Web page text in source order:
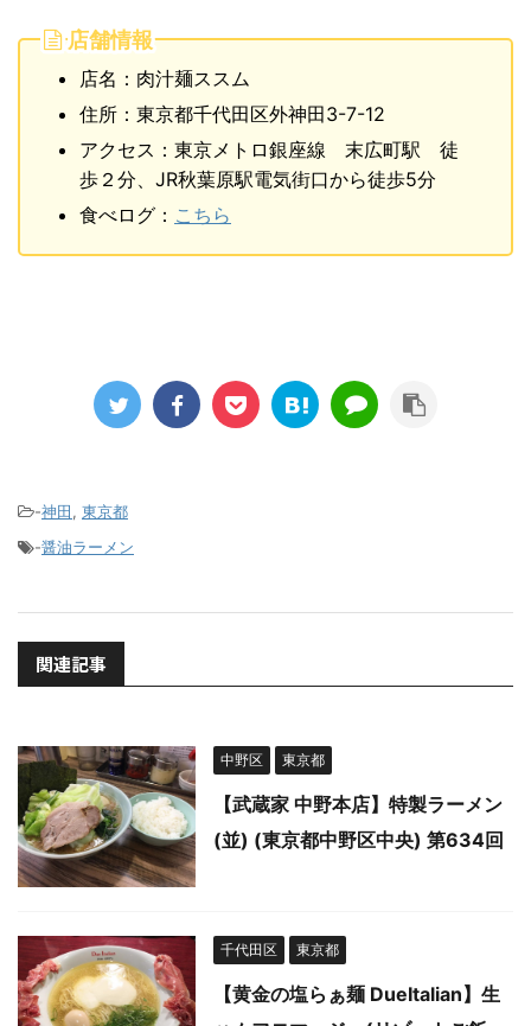
店舗情報
店名：肉汁麺ススム
住所：東京都千代田区外神田3-7-12
アクセス：東京メトロ銀座線 末広町駅 徒
歩２分、JR秋葉原駅電気街口から徒歩5分
食べログ： こちら
-神田, 東京都
-醤油ラーメン
関連記事
中野区 東京都
【武蔵家 中野本店】特製ラーメン
(並) (東京都中野区中央) 第634回
千代田区 東京都
【黄金の塩らぁ麺 DueItalian】生